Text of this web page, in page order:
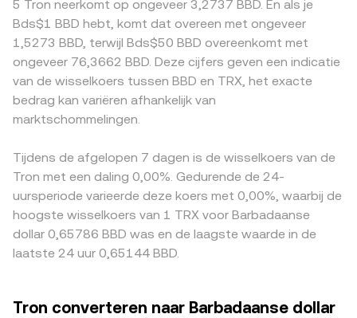
stablecoins (relevant gezien TRON’s USDT‑volume)
kunnen snel impact hebben op liquiditeit en vraag. Tot
slot zorgen technische marktfactoren voor
kortetermijnschommelingen: futures‑funding rates op
TRX, opties‑expiraties, grote portefeuillebewegingen
(“whale flows”) op‑ en van exchanges, en veranderingen in
on‑chain reserves kunnen de TRX/BBD‑prijsvorming
wordt benaderd door y/x (de verhouding van de
liquiditeitspool‑reserves). Grote swaps verschuiven die
verhouding en bewegen zo de prijs, wat via aggregators
en arbitragemechanismen indirect doorwerkt in de
TRX/BBD‑notering.
bijvoorbeeld wanneer toegang tot TRX beperkt is of
wanneer fiat‑rails richting BBD schaarser zijn. In de praktijk
wordt TRX/BBD vaak afgeleid via tussenparen zoals
TRX/USDT en een USDT/BBD‑notering; een premie of
discount in USDT ten opzichte van BBD of USD werkt dan
door in de uiteindelijke TRX/BBD‑prijs. Arbitragepartijen
kopen waar TRX relatief laag staat en verkopen waar het
maar niet volledig elimineert, zeker niet bij plotselinge
volatiliteit of beperkte BBD‑liquiditeit op regionale
markten.
5 Tron neerkomt op ongeveer 3,2737 BBD. En als je
Bds$1 BBD hebt, komt dat overeen met ongeveer
1,5273 BBD, terwijl Bds$50 BBD overeenkomt met
ongeveer 76,3662 BBD. Deze cijfers geven een indicatie
van de wisselkoers tussen BBD en TRX, het exacte
bedrag kan variëren afhankelijk van
marktschommelingen.
Tijdens de afgelopen 7 dagen is de wisselkoers van de
Tron met een daling 0,00%. Gedurende de 24-
uursperiode varieerde deze koers met 0,00%, waarbij de
hoogste wisselkoers van 1 TRX voor Barbadaanse
dollar 0,65786 BBD was en de laagste waarde in de
laatste 24 uur 0,65144 BBD.
Tron converteren naar Barbadaanse dollar